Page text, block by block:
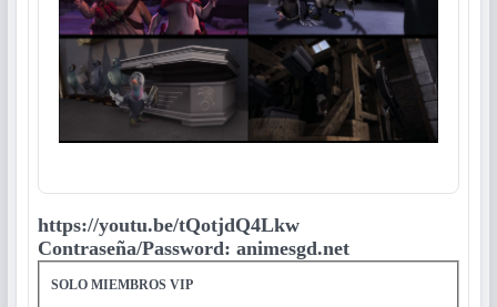
https://youtu.be/tQotjdQ4Lkw
Contraseña/Password: animesgd.net
SOLO MIEMBROS VIP